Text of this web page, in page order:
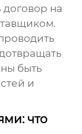
на
быть
и
что